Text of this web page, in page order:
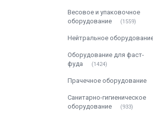
Весовое и упаковочное
оборудование
1559
Нейтральное
Оборудование для фаст-
фуда
1424
Прачечное оборудование
Санитарно-гигиеническое
оборудование
933